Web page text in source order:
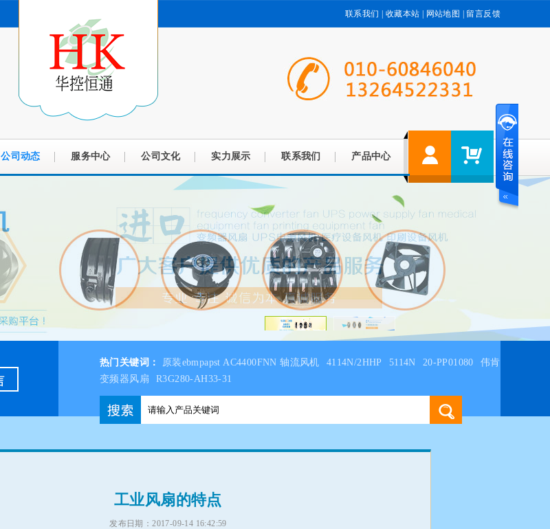
联系我们 收藏本站 网站地图 留言反馈
公司动态 服务中心 公司文化 实力展示 联系我们 产品中心
热门关键词： 原装ebmpapst AC4400FNN 轴流风机 4114N/2HHP 5114N 20-PP01080
伟肯
变频器风扇
R3G280-AH33-31
工业风扇的特点
发布日期：2017-09-14 16:42:59